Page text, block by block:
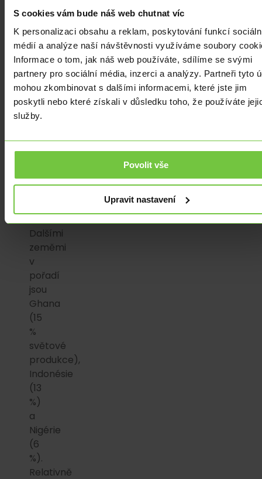
S cookies vám bude náš web chutnat víc
K personalizaci obsahu a reklam, poskytování funkcí
médií a analýze naší návštěvnosti využíváme soubory
Informace o tom, jak náš web používáte, sdílíme se svými
partnery pro sociální média, inzerci a analýzy. Partneři tyto
mohou zkombinovat s dalšími informacemi, které jste jim
poskytli nebo které získali v důsledku toho, že používáte
služby.
Povolit vše
Upravit nastavení
téměř
%
světové
produkce.
Vývoz
kakaa
také
generuje
15
ročního
Dalšími
zeměmi
v
pořadí
jsou
Ghana
(15
%
světové
produkce),
Indonésie
(13
%)
a
Nigérie
(6
%).
Relativně